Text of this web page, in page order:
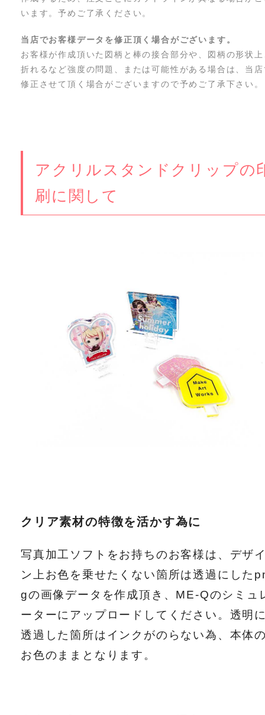
います。予めご了承ください。
当店でお客様データを修正頂く場合がございます。
お客様が作成頂いた図柄と棒の接合部分や、図柄の形状
折れるなど強度の問題、または可能性がある場合は、当
修正させて頂く場合がございますので予めご了承下さい。
アクリルスタンドクリップの
刷に関して
クリア素材の特徴を活かす為に
写真加工ソフトをお持ちのお客様は、デザ
ン上お色を乗せたくない箇所は透過にした
gの画像データを作成頂き、ME-Qのシミュ
ーターにアップロードしてください。透明
透過した箇所はインクがのらない為、本体
お色のままとなります。